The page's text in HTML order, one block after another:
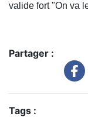
valide fort "On va
Partager :
Tags :